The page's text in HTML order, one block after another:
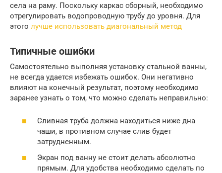
села на раму. Поскольку каркас сборный, необходимо
отрегулировать водопроводную трубу до уровня. Для
этого лучше использовать диагональный метод
Типичные ошибки
Самостоятельно выполняя установку стальной ванны,
не всегда удается избежать ошибок. Они негативно
влияют на конечный результат, поэтому необходимо
заранее узнать о том, что можно сделать неправильно:
Сливная труба должна находиться ниже дна
чаши, в противном случае слив будет
затрудненным.
Экран под ванну не стоит делать абсолютно
прямым. Для удобства необходимо сделать по